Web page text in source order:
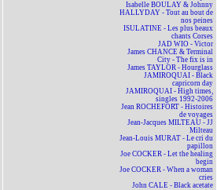
Isabelle BOULAY & Johnny
HALLYDAY - Tout au bout de
nos peines
ISULATINE - Les plus beaux
chants Corses
JAD WIO - Victor
James CHANCE & Terminal
City - The fix is in
James TAYLOR - Hourglass
JAMIROQUAI - Black
capricorn day
JAMIROQUAI - High times,
singles 1992-2006
Jean ROCHEFORT - Histoires
de voyages
Jean-Jacques MILTEAU - JJ
Milteau
Jean-Louis MURAT - Le cri du
papillon
Joe COCKER - Let the healing
begin
Joe COCKER - When a woman
cries
John CALE - Black acetate